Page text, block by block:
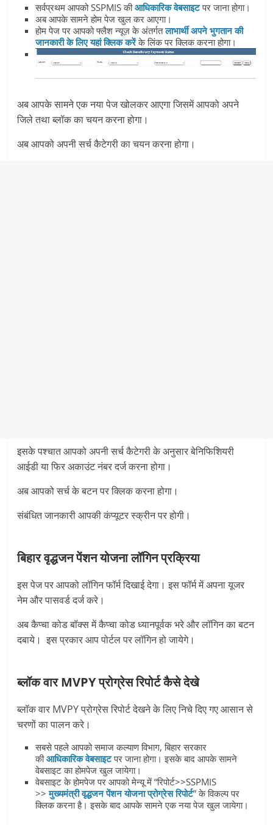
सर्वप्रथम आपको SSPMIS कीआधिकारिक वेबसाइटपर जाना होगा।
अब आपके सामने होम पेज खुल कर आएगा।
होम पेज पर आपको फ्लैश न्यूज़ के अंतर्गतलाभार्थी अपने भुगतान की
जानकारी के लिए यहां क्लिक करें के लिंक पर क्लिक करना होगा।
अब आपके सामने एक नया पेज खोलकर आएगा जिसमें आपको अपने
जिले तथा ब्लॉक का चयन करना होगा।
अब आपको अपनी सर्च कैटेगरी का चयन करना होगा।
इसके पश्चात आपको अपनी सर्च कैटेगरी के अनुसार बेनिफिशियरी
आईडी या फिर अकाउंट नंबर दर्ज करना होगा।
अब आपको सर्च के बटन पर क्लिक करना होगा।
संबंधित जानकारी आपकी कंप्यूटर स्क्रीन पर होगी।
बिहारवृद्धजनपेंशनयोजनालॉगिनप्रक्रिया
इस पेज पर आपको लॉगिन फॉर्म दिखाई देगा। इस फॉर्म में अपना यूजर
नेम और पासवर्ड दर्ज करे।
अब कैप्चा कोड बॉक्स में कैप्चा कोड ध्यानपूर्वक भरे और लॉगिन का बटन
दबाये। इस प्रकार आप पोर्टल पर लॉगिन हो जायेगे।
ब्लॉकवार MVPYप्रोग्रेसरिपोर्टकैसेदेखे
ब्लॉक वार MVPY प्रोग्रेस रिपोर्ट देखने के लिए निचे दिए गए आसान से
चरणों का पालन करे।
सबसे पहले आपको समाज कल्याण विभाग, बिहार सरकार
कीआधिकारिक वेबसाइटपर जाना होगा। इसके बाद आपके सामने
वेबसाइट का होमपेज खुल जायेगा।
वेबसाइट के होमपेज पर आपको मेन्यू में “रिपोर्ट>>SSPMIS
>>मुख्यमंत्री वृद्धजन पेंशन योजना प्रोग्रेस रिपोर्ट” के विकल्प पर
क्लिक करना है। इसके बाद आपके सामने एक नया पेज खुल जायेगा।